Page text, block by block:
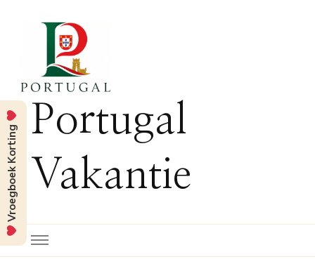
Portugal
Vakantie
Vroegboek Korting